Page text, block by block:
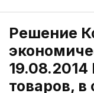
Решение
19.08.2014
товаров,